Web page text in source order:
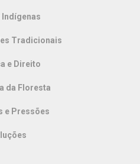
Indígenas
Tradicionais
e Direito
da Floresta
e Pressões